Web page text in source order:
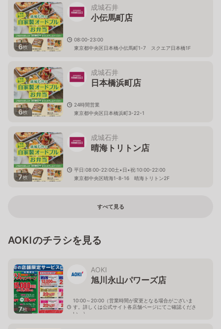
6枚
成城石井
小伝馬町店
08:00-23:00
東京都中央区日本橋小伝馬町1-7 スクエア日本橋1F
6枚
成城石井
日本橋浜町店
24時間営業
東京都中央区日本橋浜町3-22-1
7枚
成城石井
晴海トリトン店
平日:08:00-22:00土•日•祝:10:00-22:00
東京都中央区晴海1-8-16 晴海トリトン2F
すべて見る
AOKIのチラシを見る
7枚
AOKI
旭川永山パワーズ店
10:00～20:00（営業時間が変更となる場合がございま
す。詳しくは公式サイト各店舗ページにてご確認くださ
い。）